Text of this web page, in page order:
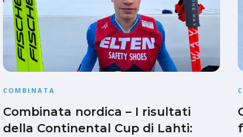
COMBINATA
Combinata nordica – I risultati
della Continental Cup di Lahti: